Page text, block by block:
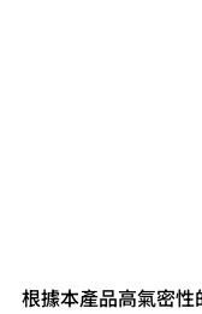
根據本產品高氣密